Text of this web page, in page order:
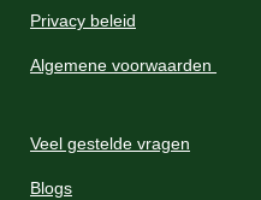
Privacy beleid
Algemene voorwaarden
Veel gestelde vragen
Blogs